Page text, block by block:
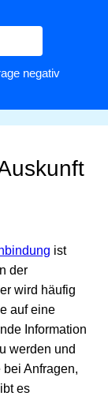
negativ
ist
der
wird häufig
auf eine
Information
werden und
Anfragen,
es